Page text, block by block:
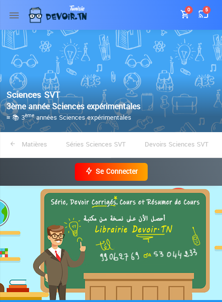
0 5
Sciences SVT
3ème année Sciences expérimentales
≡ 📚 3èmeannées Sciences expérimentales
Matières Séries Sciences SVT Devoirs Sciences SVT
Se Connecter